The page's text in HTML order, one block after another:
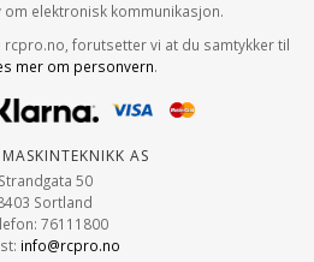
om elektronisk kommunikasjon.
forutsetter vi at du samtykker til
mer om personvern.
Maskinteknikk AS
Strandgata 50
Sortland
76111800
info@rcpro.no